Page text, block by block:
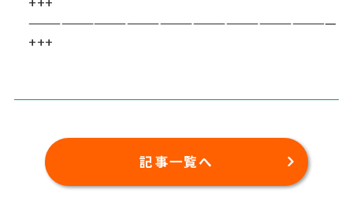
————————————————————————————
+++
記事一覧へ